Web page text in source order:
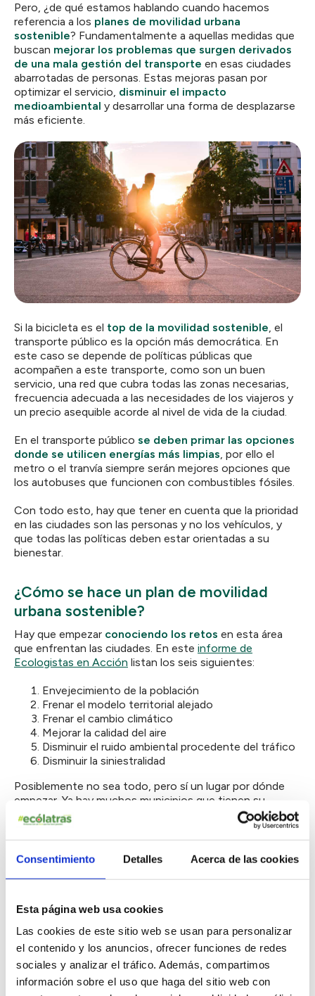
Consentimiento Detalles Acerca de las cookies
Esta página web usa cookies
Las cookies de este sitio web se usan para personalizar
el contenido y los anuncios, ofrecer funciones de redes
sociales y analizar el tráfico. Además, compartimos
información sobre el uso que haga del sitio web con
Pero, ¿de qué estamos hablando cuando hacemos
referencia a los planes de movilidad urbana
sostenible? Fundamentalmente a aquellas medidas que
buscan mejorar los problemas que surgen derivados
de una mala gestión del transporte en esas ciudades
abarrotadas de personas. Estas mejoras pasan por
optimizar el servicio, disminuir el impacto
medioambiental y desarrollar una forma de desplazarse
más eficiente.
Si la bicicleta es el top de la movilidad sostenible, el
transporte público es la opción más democrática. En
este caso se depende de políticas públicas que
acompañen a este transporte, como son un buen
servicio, una red que cubra todas las zonas necesarias,
frecuencia adecuada a las necesidades de los viajeros y
un precio asequible acorde al nivel de vida de la ciudad.
En el transporte público se deben primar las opciones
donde se utilicen energías más limpias, por ello el
metro o el tranvía siempre serán mejores opciones que
los autobuses que funcionen con combustibles fósiles.
Con todo esto, hay que tener en cuenta que la prioridad
en las ciudades son las personas y no los vehículos, y
que todas las políticas deben estar orientadas a su
bienestar.
¿Cómo se hace un plan de movilidad
urbana sostenible?
Hay que empezar conociendo los retos en esta área
que enfrentan las ciudades. En este informe de
Ecologistas en Acción listan los seis siguientes:
Envejecimiento de la población
Frenar el modelo territorial alejado
Frenar el cambio climático
Mejorar la calidad del aire
Disminuir el ruido ambiental procedente del tráfico
Disminuir la siniestralidad
Posiblemente no sea todo, pero sí un lugar por dónde
empezar. Ya hay muchos municipios que tienen su
propio plan de movilidad urbana sostenible. El hecho
de que sean propios de cada localidad los hace más
ajustados a la realidad pero también muy variados y
dispares.
rescate
No hablamos todavía de que Barcelona está sumergida
por la elevación del nivel del mar por el cambio climático y
solo quedan islotes, no.